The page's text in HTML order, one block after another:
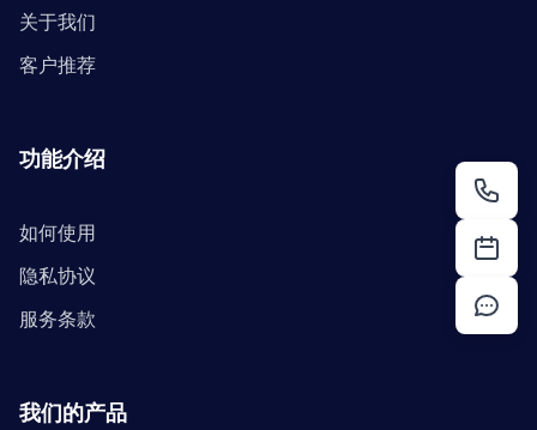
关于我们
客户推荐
功能介绍
如何使用
隐私协议
服务条款
我们的产品